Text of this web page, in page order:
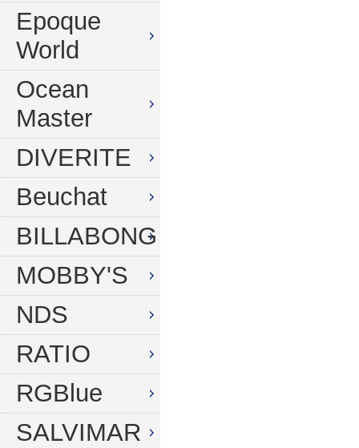
Epoque
World
Ocean
Master
DIVERITE
Beuchat
BILLABONG
MOBBY'S
NDS
RATIO
RGBlue
SALVIMAR